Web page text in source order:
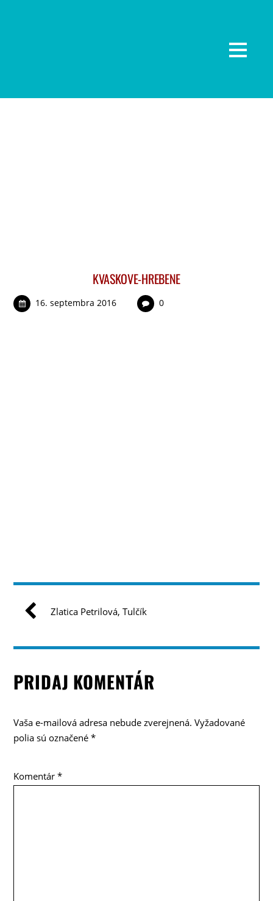
KVASKOVE-HREBENE
16. septembra 2016 0
Zlatica Petrilová, Tulčík
PRIDAJ KOMENTÁR
Vaša e-mailová adresa nebude zverejnená. Vyžadované
polia sú označené*
Komentár*